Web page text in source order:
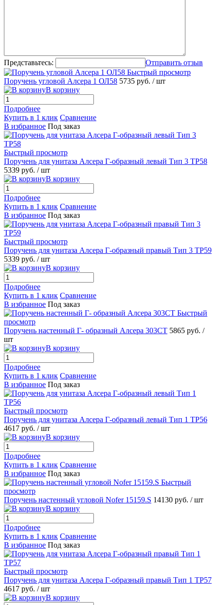
Представьтесь:
Отправить отзыв
Быстрый просмотр
Поручень угловой Алсера 1 ОЛ58 5735 руб. / шт
В корзину
Подробнее
Купить в 1 клик Сравнение
В избранное Под заказ
Быстрый просмотр
Поручень для унитаза Алсера Г-образный левый Тип 3 ТР58
5339 руб. / шт
В корзину
Подробнее
Купить в 1 клик Сравнение
В избранное Под заказ
Быстрый просмотр
Поручень для унитаза Алсера Г-образный правый Тип 3 ТР59
5339 руб. / шт
В корзину
Подробнее
Купить в 1 клик Сравнение
В избранное Под заказ
Быстрый
просмотр
Поручень настенный Г- образный Алсера 303СТ 5865 руб. /
шт
В корзину
Подробнее
Купить в 1 клик Сравнение
В избранное Под заказ
Быстрый просмотр
Поручень для унитаза Алсера Г-образный левый Тип 1 ТР56
4617 руб. / шт
В корзину
Подробнее
Купить в 1 клик Сравнение
В избранное Под заказ
Быстрый
просмотр
Поручень настенный угловой Nofer 15159.S 14130 руб. / шт
В корзину
Подробнее
Купить в 1 клик Сравнение
В избранное Под заказ
Быстрый просмотр
Поручень для унитаза Алсера Г-образный правый Тип 1 ТР57
4617 руб. / шт
В корзину